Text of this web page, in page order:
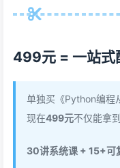
499元 = 一站式
单独买《Python编程
现在499元不仅能拿
30讲系统课 + 15+可